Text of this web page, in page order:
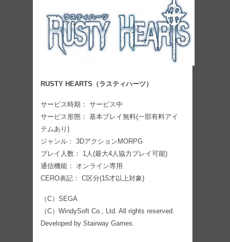
RUSTY HEARTS（ラスティハーツ）
サービス時期： サービス中
サービス形態： 基本プレイ無料(一部有料アイ
テムあり)
ジャンル： 3DアクションMORPG
プレイ人数： 1人(最大4人協力プレイ可能)
通信機能： オンライン専用
CERO表記： C区分(15才以上対象)
（C）SEGA
（C）WindySoft Co., Ltd. All rights reserved.
Developed by Stairway Games.